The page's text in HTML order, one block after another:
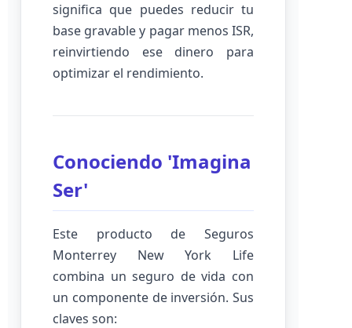
significa que puedes reducir tu
base gravable y pagar menos ISR,
reinvirtiendo ese dinero para
optimizar el rendimiento.
Conociendo 'Imagina
Ser'
Este producto de Seguros
Monterrey New York Life
combina un seguro de vida con
un componente de inversión. Sus
claves son: